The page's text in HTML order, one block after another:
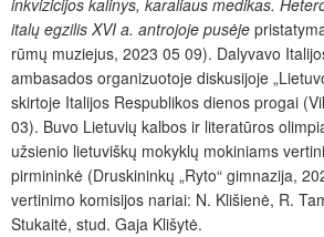
inkvizicijos kalinys, karaliaus medikas.
italų egzilis XVI a. antrojoje pusėje
rūmų muziejus, 2023 05 09). Dalyvavo
ambasados organizuotoje diskusijoje
skirtoje Italijos Respublikos dienos progai
03). Buvo Lietuvių kalbos ir literatūros
užsienio lietuviškų mokyklų mokiniams
pirmininkė (Druskininkų „Ryto“ gimnazija,
vertinimo komisijos nariai: N. Klišienė, R.
Stukaitė, stud. Gaja Klišytė.